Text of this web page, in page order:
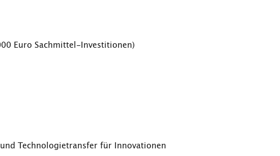
Euro Sachmittel-Investitionen)
Technologietransfer für Innovationen